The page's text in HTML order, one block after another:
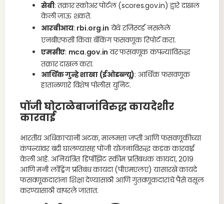
सेबी: तक्रार स्कोअर पोर्टल (scores.gov.in) द्वारे दाखल
केली जाऊ शकते.
आरबीआय: rbi.org.in येथे रजिस्टर्ड नसलेले
एनबीएफसी किंवा बँकिंग फसवणूक रिपोर्ट करा.
एमसीए: mca.gov.in वर फसवणूक कंपन्यांविरुद्ध
तक्रार दाखल करा.
आर्थिक गुन्हे शाखा (ईओडब्ल्यू): आर्थिक फसवणूक
हाताळणारे विशेष पोलीस युनिट.
पोंजी घोटाळेबाजांविरुद्ध कायदेशीर
कारवाई
भारतीय अधिकाऱ्यांनी अटक, मालमत्ता जप्ती आणि फसवणूकीच्या
कंपन्यांवर बंदी घालण्यासह पोंजी योजनांविरुद्ध कडक कारवाई
केली आहे. अनियंत्रित डिपॉझिट स्कीम प्रतिबंधक कायदा, 2019
आणि मनी लाँड्रिंग प्रतिबंध कायदा (पीएमएलए) यासारखे कायदे
फसवणूकदारांना शिक्षा देण्यासाठी आणि गुंतवणूकदारांचे पैसे वसूल
करण्यासाठी वापरले जातात.